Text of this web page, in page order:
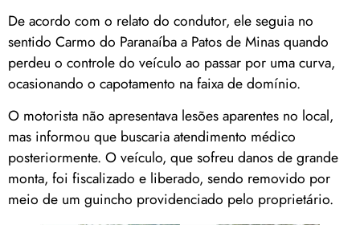
De acordo com o relato do condutor, ele seguia no
sentido Carmo do Paranaíba a Patos de Minas quando
perdeu o controle do veículo ao passar por uma curva,
ocasionando o capotamento na faixa de domínio.
O motorista não apresentava lesões aparentes no local,
mas informou que buscaria atendimento médico
posteriormente. O veículo, que sofreu danos de grande
monta, foi fiscalizado e liberado, sendo removido por
meio de um guincho providenciado pelo proprietário.